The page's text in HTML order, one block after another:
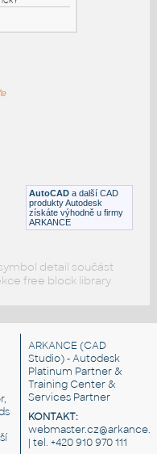
AutoCAD a další CAD
produkty Autodesk
získáte výhodně u firmy
ARKANCE
detail součást
free block library
ARKANCE (CAD
Studio) - Autodesk
Platinum Partner &
Training Center &
Services Partner
KONTAKT:
| tel. +420 910 970 111